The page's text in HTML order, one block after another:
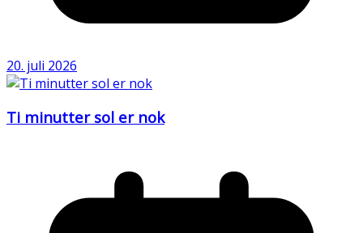
20. juli 2026
Ti minutter sol er nok